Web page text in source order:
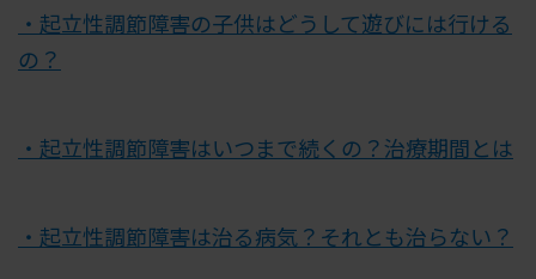
・起立性調節障害の子供はどうして遊びには行ける
の？
・起立性調節障害はいつまで続くの？治療期間とは
・起立性調節障害は治る病気？それとも治らない？